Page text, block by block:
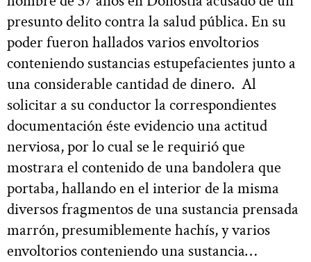
presunto delito contra la salud pública. En su
poder fueron hallados varios envoltorios
conteniendo sustancias estupefacientes junto a
una considerable cantidad de dinero. Al
solicitar a su conductor la correspondientes
documentación éste evidencio una actitud
nerviosa, por lo cual se le requirió que
mostrara el contenido de una bandolera que
portaba, hallando en el interior de la misma
diversos fragmentos de una sustancia prensada
marrón, presumiblemente hachís, y varios
envoltorios conteniendo una sustancia…